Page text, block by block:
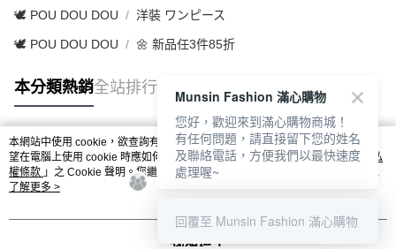
🕊️ POU DOU DOU 洋裝 ワンピース
🕊️ POU DOU DOU 🌼 新品任3件85折
本分類熱銷全站排行
熱門標籤
本網站中使用 cookie，欲查詢有關本網站使用 cookie 方式之詳情，及若您不希
望在電腦上使用 cookie 時應如何變更電腦的 cookie 設定，請參閱本網站「
隱私
權條款 」之 Cookie 聲明。您繼續使用本網站即表示您同意本公司得按本網站使
用條款之 Cookie 聲明使用 cookie。
了解更多 >
我知道了
Munsin Fashion 滿心購物
您好，歡迎來到滿心購物商城！
有任何問題，請直接留下您的姓名
及聯絡電話，方便我們以最快速度
處理喔~
回覆至 Munsin Fashion 滿心購物